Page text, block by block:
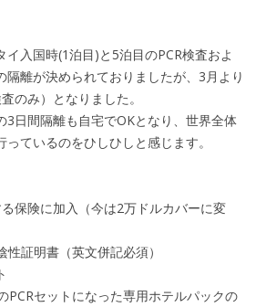
入国時(1泊目)と5泊目のPCR検査およ
隔離が決められておりましたが、3月より
のみ）となりました。
3日間隔離も自宅でOKとなり、世界全体
ているのをひしひしと感じます。
保険に加入（今は2万ドルカバーに変
性証明書（英文併記必須）
PCRセットになった専用ホテルパックの